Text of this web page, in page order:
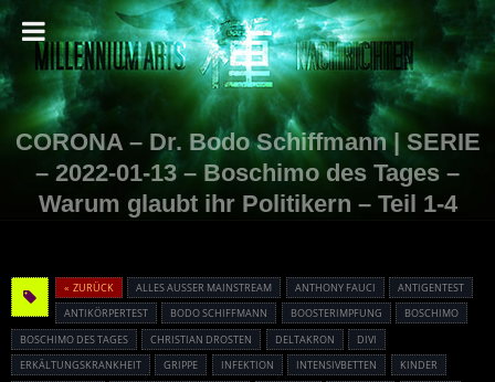
CORONA – Dr. Bodo Schiffmann | SERIE
– 2022-01-13 – Boschimo des Tages –
Warum glaubt ihr Politikern – Teil 1-4
« ZURÜCK ALLES AUSSER MAINSTREAM ANTHONY FAUCI
ANTIGENTEST
ANTIKÖRPERTEST
BODO SCHIFFMANN BOOSTERIMPFUNG
BOSCHIMO
BOSCHIMO DES TAGES
CHRISTIAN DROSTEN DELTAKRON
DIVI
ERKÄLTUNGSKRANKHEIT
GRIPPE INFEKTION INTENSIVBETTEN
KINDER